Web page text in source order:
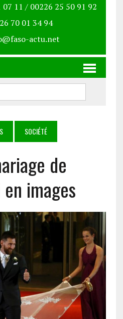
11 / 00226 25 50 91 92
70 01 34 94
actu.net
SOCIÉTÉ
de
images